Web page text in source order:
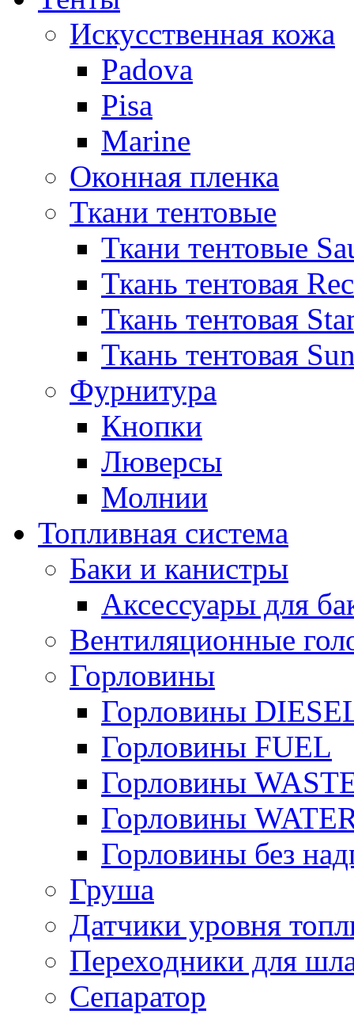
Искусственная кожа
Padova
Pisa
Marine
Оконная пленка
Ткани тентовые
Ткани тентовые
Ткань тентовая
Ткань тентовая
Ткань тентовая
Фурнитура
Кнопки
Люверсы
Молнии
Топливная система
Баки и канистры
Аксессуары для
Вентиляционные
Горловины
Горловины
Горловины FUEL
Горловины
Горловины
Горловины без
Груша
Датчики уровня
Переходники для
Сепаратор